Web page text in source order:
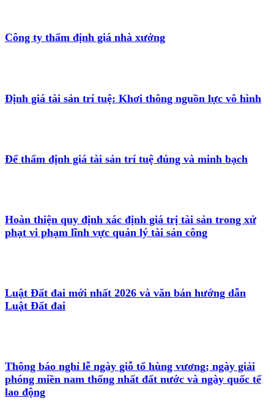
Công ty thẩm định giá nhà xưởng
Định giá tài sản trí tuệ: Khơi thông nguồn lực vô hình
Để thẩm định giá tài sản trí tuệ đúng và minh bạch
Hoàn thiện quy định xác định giá trị tài sản trong xử
phạt vi phạm lĩnh vực quản lý tài sản công
Luật Đất đai mới nhất 2026 và văn bản hướng dẫn
Luật Đất đai
Thông báo nghỉ lễ ngày giỗ tổ hùng vương; ngày giải
phóng miền nam thống nhất đất nước và ngày quốc tế
lao động